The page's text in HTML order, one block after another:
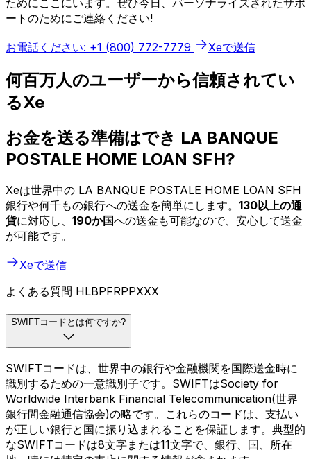
ートのためにご連絡ください!
お電話ください: +1 (800) 772-7779 Xeで送信
何百万人のユーザーから信頼されてい
るXe
お金を送る準備はでき LA BANQUE
POSTALE HOME LOAN SFH?
Xeは世界中の LA BANQUE POSTALE HOME LOAN SFH
銀行や何千もの銀行への送金を簡単にします。 130以上の通
貨に対応し、 190か国への送金も可能なので、安心して送金
が可能です。
Xeで送信
よくある質問 HLBPFRPPXXX
SWIFTコードとは何ですか?
SWIFTコードは、世界中の銀行や金融機関を国際送金時に
識別するための一意識別子です。SWIFTはSociety for
Worldwide Interbank Financial Telecommunication(世界
銀行間金融通信協会)の略です。これらのコードは、支払い
が正しい銀行と国に振り込まれることを保証します。典型的
なSWIFTコードは8文字または11文字で、銀行、国、所在